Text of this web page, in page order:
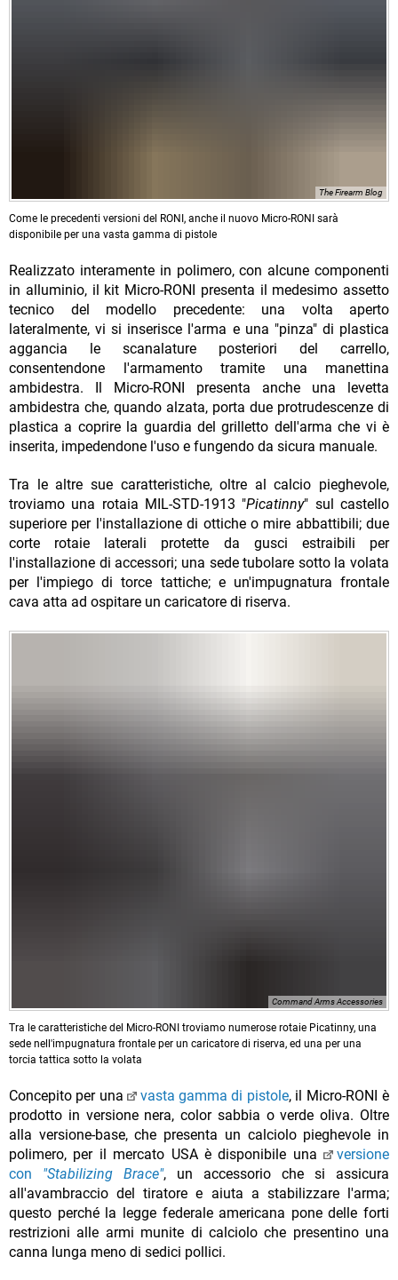
The Firearm Blog
Come le precedenti versioni del RONI, anche il nuovo Micro-RONI sarà
disponibile per una vasta gamma di pistole
Realizzato interamente in polimero, con alcune componenti
in alluminio, il kit Micro-RONI presenta il medesimo assetto
tecnico del modello precedente: una volta aperto
lateralmente, vi si inserisce l'arma e una "pinza" di plastica
aggancia le scanalature posteriori del carrello,
consentendone l'armamento tramite una manettina
ambidestra. Il Micro-RONI presenta anche una levetta
ambidestra che, quando alzata, porta due protrudescenze di
plastica a coprire la guardia del grilletto dell'arma che vi è
inserita, impedendone l'uso e fungendo da sicura manuale.
Tra le altre sue caratteristiche, oltre al calcio pieghevole,
troviamo una rotaia MIL-STD-1913 "Picatinny" sul castello
superiore per l'installazione di ottiche o mire abbattibili; due
corte rotaie laterali protette da gusci estraibili per
l'installazione di accessori; una sede tubolare sotto la volata
per l'impiego di torce tattiche; e un'impugnatura frontale
cava atta ad ospitare un caricatore di riserva.
Command Arms Accessories
Tra le caratteristiche del Micro-RONI troviamo numerose rotaie Picatinny, una
sede nell'impugnatura frontale per un caricatore di riserva, ed una per una
torcia tattica sotto la volata
Concepito per una vasta gamma di pistole, il Micro-RONI è
prodotto in versione nera, color sabbia o verde oliva. Oltre
alla versione-base, che presenta un calciolo pieghevole in
polimero, per il mercato USA è disponibile una
versione
con "Stabilizing Brace", un accessorio che si assicura
all'avambraccio del tiratore e aiuta a stabilizzare l'arma;
questo perché la legge federale americana pone delle forti
restrizioni alle armi munite di calciolo che presentino una
canna lunga meno di sedici pollici.